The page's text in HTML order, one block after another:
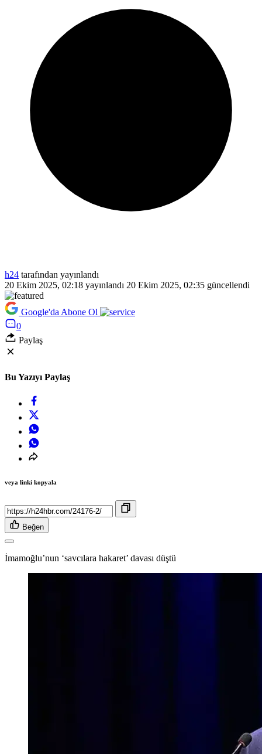
h24 tarafından yayınlandı
20 Ekim 2025, 02:18 yayınlandı 20 Ekim 2025, 02:35 güncellendi
Google'da Abone Ol
0
Paylaş
Bu Yazıyı Paylaş
veya linki kopyala
Beğen
İmamoğlu’nun ‘savcılara hakaret’ davası düştü